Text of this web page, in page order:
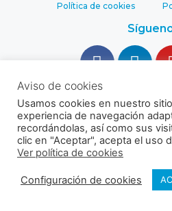
Política de cookies
Aviso de cookies
Usamos cookies en nuestro
experiencia de navegación
recordándolas, así como sus
clic en "Aceptar", acepta el uso
Ver política de cookies
Configuración de cookies